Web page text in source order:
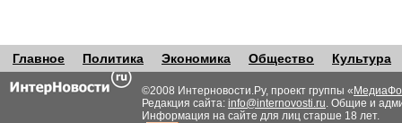
Главное Политика Экономика Общество Культура
©2008 Интерновости.Ру, проект группы «
Редакция сайта: info@internovosti.ru. Общие и
Информация на сайте для лиц старше 18 лет.